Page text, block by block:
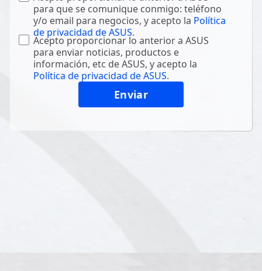
para que se comunique conmigo: teléfono
y/o email para negocios, y acepto la Política
de privacidad de ASUS.
Acepto proporcionar lo anterior a ASUS
para enviar noticias, productos e
información, etc de ASUS, y acepto la
Política de privacidad de ASUS.